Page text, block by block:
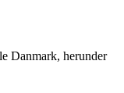
Danmark, herunder